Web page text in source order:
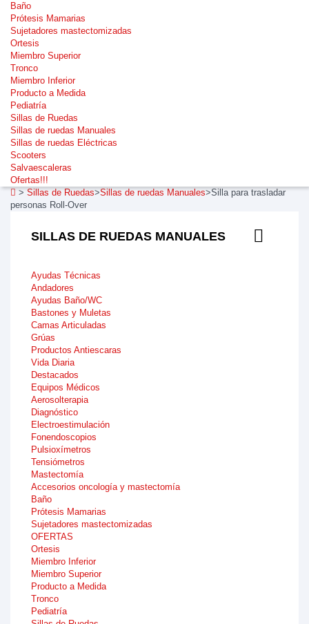
Baño
Prótesis Mamarias
Sujetadores mastectomizadas
Ortesis
Miembro Superior
Tronco
Miembro Inferior
Producto a Medida
Pediatría
Sillas de Ruedas
Sillas de ruedas Manuales
Sillas de ruedas Eléctricas
Scooters
Salvaescaleras
Ofertas!!!
> Sillas de Ruedas>Sillas de ruedas Manuales>Silla para trasladar
personas Roll-Over
SILLAS DE RUEDAS MANUALES
Ayudas Técnicas
Andadores
Ayudas Baño/WC
Bastones y Muletas
Camas Articuladas
Grúas
Productos Antiescaras
Vida Diaria
Destacados
Equipos Médicos
Aerosolterapia
Diagnóstico
Electroestimulación
Fonendoscopios
Pulsioxímetros
Tensiómetros
Mastectomía
Accesorios oncología y mastectomía
Baño
Prótesis Mamarias
Sujetadores mastectomizadas
OFERTAS
Ortesis
Miembro Inferior
Miembro Superior
Producto a Medida
Tronco
Pediatría